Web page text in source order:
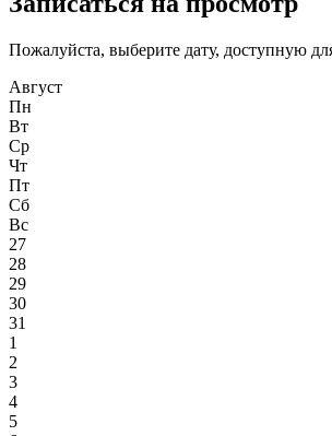
Пожалуйста, выберите дату, доступную
Август
Пн
Вт
Ср
Чт
Пт
Сб
Вс
27
28
29
30
31
1
2
3
4
5